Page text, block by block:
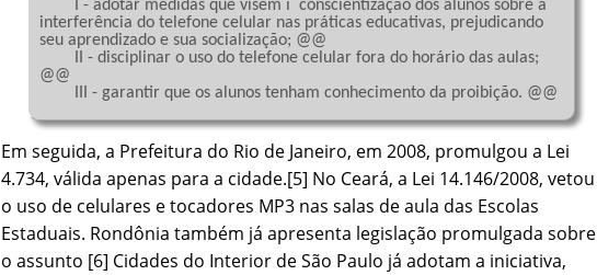
interferência do telefone celular nas práticas educativas, prejudicando
seu aprendizado e sua socialização; @@
@@
Em seguida, a Prefeitura do Rio de Janeiro, em 2008, promulgou a Lei
4.734, válida apenas para a cidade.[5] No Ceará, a Lei 14.146/2008, vetou
o uso de celulares e tocadores MP3 nas salas de aula das Escolas
Estaduais. Rondônia também já apresenta legislação promulgada sobre
o assunto [6] Cidades do Interior de São Paulo já adotam a iniciativa,